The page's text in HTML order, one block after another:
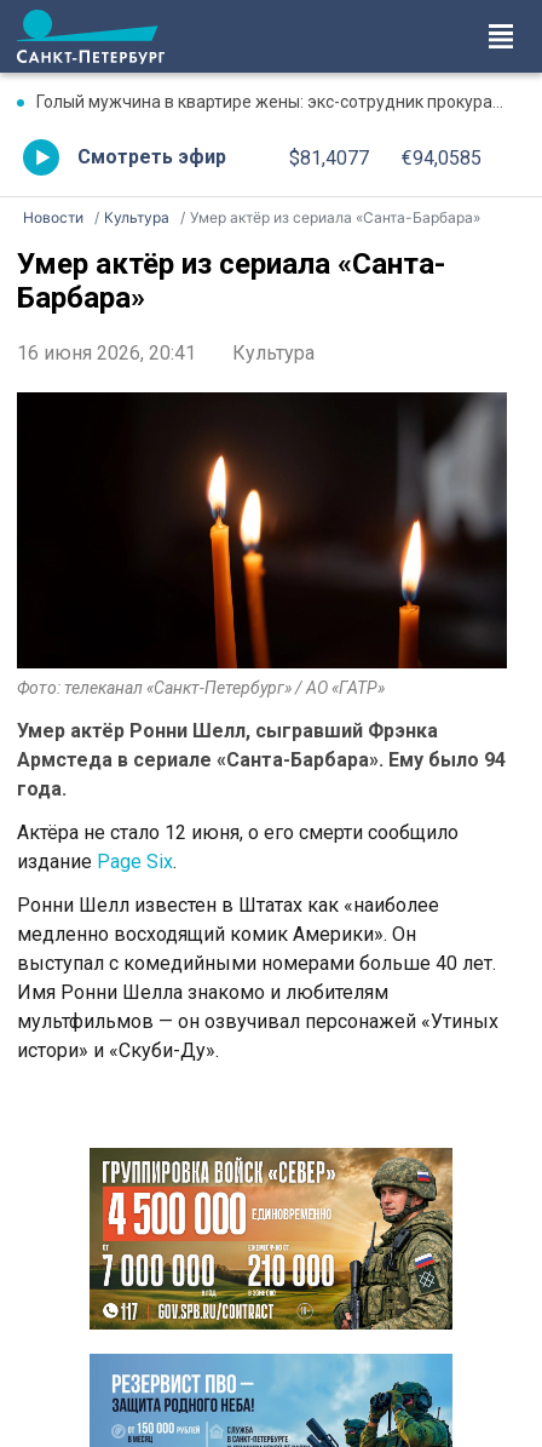
Голый мужчина в квартире жены: экс-сотрудник прокуратуры рассказал, почему совершил убийство
Смотреть эфир $81,4077 €94,0585
Новости Культура Умер актёр из сериала «Санта-Барбара»
Умер актёр из сериала «Санта-
Барбара»
16 июня 2026, 20:41 Культура
Фото: телеканал «Санкт-Петербург» / АО «ГАТР»
Умер актёр Ронни Шелл, сыгравший Фрэнка
Армстеда в сериале «Санта-Барбара». Ему было 94
года.
Актёра не стало 12 июня, о его смерти сообщило
издание Page Six.
Ронни Шелл известен в Штатах как «наиболее
медленно восходящий комик Америки». Он
выступал с комедийными номерами больше 40 лет.
Имя Ронни Шелла знакомо и любителям
мультфильмов — он озвучивал персонажей «Утиных
истори» и «Скуби-Ду».